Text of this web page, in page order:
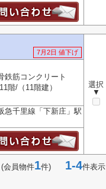
7月2日 値下げ
選択
▼
鉄筋コンクリート
11階/（11階建）
千里線「下新庄」駅
会員物件1件) 1-4件表示